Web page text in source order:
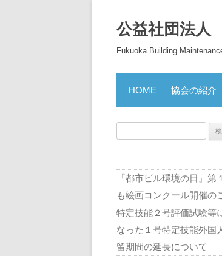
公益社団法人
Fukuoka Building
HOME 協会の紹介
『都市ビル環境の日』第
も絵画コンクール開催の
特定技能２号評価試験等
なった１号特定技能外国
留期間の延長について